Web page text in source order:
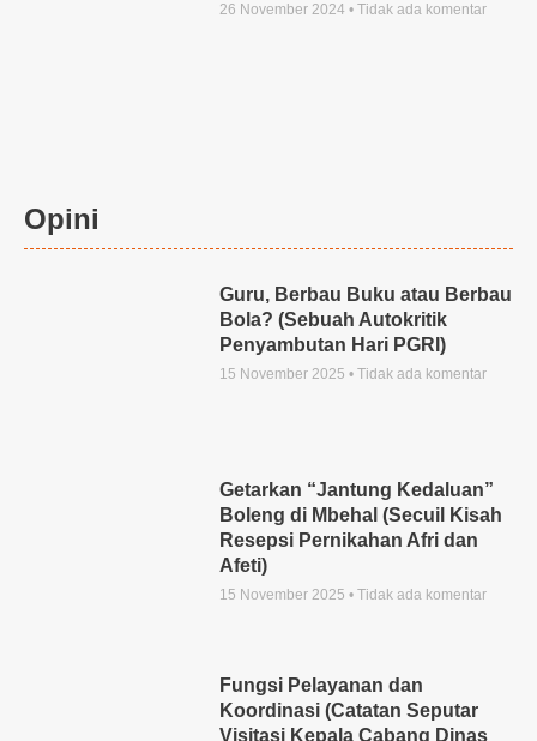
26 November 2024 Tidak ada komentar
Opini
Guru, Berbau Buku atau Berbau
Bola? (Sebuah Autokritik
Penyambutan Hari PGRI)
15 November 2025 Tidak ada komentar
Getarkan “Jantung Kedaluan”
Boleng di Mbehal (Secuil Kisah
Resepsi Pernikahan Afri dan
Afeti)
15 November 2025 Tidak ada komentar
Fungsi Pelayanan dan
Koordinasi (Catatan Seputar
Visitasi Kepala Cabang Dinas